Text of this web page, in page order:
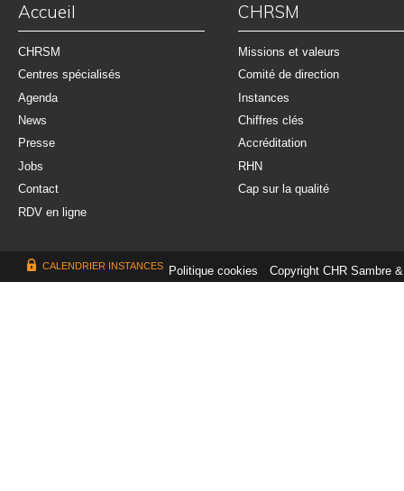
Accueil
CHRSM
Centres spécialisés
Agenda
News
Presse
Jobs
Contact
RDV en ligne
CHRSM
Missions et valeurs
Comité de direction
Instances
Chiffres clés
Accréditation
RHN
Cap sur la qualité
CALENDRIER INSTANCES Politique cookies Copyright CHR Sambre